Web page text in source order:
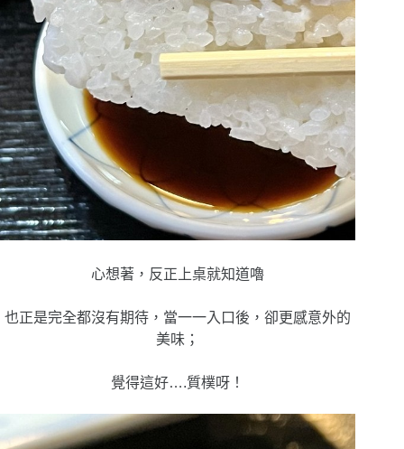
心想著，反正上桌就知道嚕
也正是完全都沒有期待，當一一入口後，卻更感意外的
美味；
覺得這好….質樸呀！